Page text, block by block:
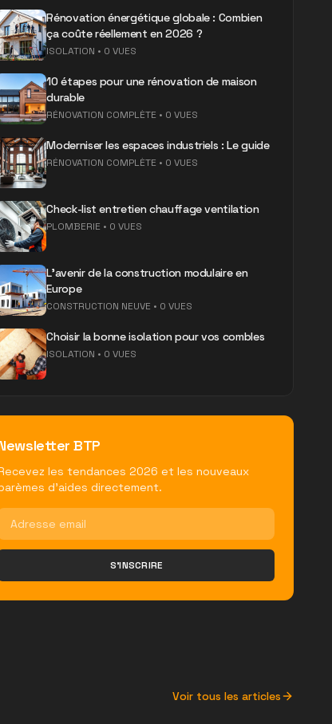
Rénovation énergétique globale : Combien
ça coûte réellement en 2026 ?
ISOLATION • 0 VUES
10 étapes pour une rénovation de maison
durable
RÉNOVATION COMPLÈTE • 0 VUES
Moderniser les espaces industriels : Le guide
RÉNOVATION COMPLÈTE • 0 VUES
Check-list entretien chauffage ventilation
PLOMBERIE • 0 VUES
L'avenir de la construction modulaire en
Europe
CONSTRUCTION NEUVE • 0 VUES
Choisir la bonne isolation pour vos combles
ISOLATION • 0 VUES
BTP
les tendances 2026 et les nouveaux
d'aides directement.
S'INSCRIRE
Voir tous les articles